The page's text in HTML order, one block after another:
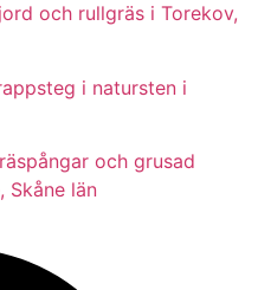
och rullgräs i Torekov,
i natursten i
och grusad
Skåne län